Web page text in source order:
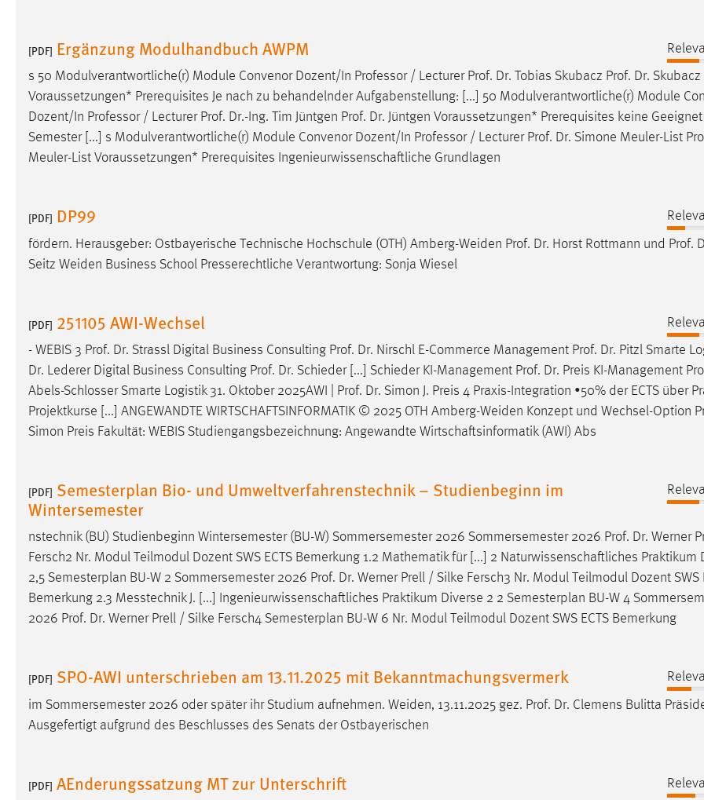
[PDF] Ergänzung Modulhandbuch AWPM
s 50 Modulverantwortliche(r) Module Convenor Dozent/In Professor / Lecturer Prof. Dr. Tobias Skubacz Prof. Dr. Skubacz
Voraussetzungen* Prerequisites Je nach zu behandelnder Aufgabenstellung: [...] 50 Modulverantwortliche(r) Module
Dozent/In Professor / Lecturer Prof. Dr.-Ing. Tim Jüntgen Prof. Dr. Jüntgen Voraussetzungen* Prerequisites keine
Semester [...] s Modulverantwortliche(r) Module Convenor Dozent/In Professor / Lecturer Prof. Dr. Simone Meuler-List
Meuler-List Voraussetzungen* Prerequisites Ingenieurwissenschaftliche Grundlagen
[PDF] DP99
fördern. Herausgeber: Ostbayerische Technische Hochschule (OTH) Amberg-Weiden Prof. Dr. Horst Rottmann und Prof.
Seitz Weiden Business School Presserechtliche Verantwortung: Sonja Wiesel
[PDF] 251105 AWI-Wechsel
- WEBIS 3 Prof. Dr. Strassl Digital Business Consulting Prof. Dr. Nirschl E-Commerce Management Prof. Dr. Pitzl Smarte
Dr. Lederer Digital Business Consulting Prof. Dr. Schieder [...] Schieder KI-Management Prof. Dr. Preis KI-Management
Abels-Schlosser Smarte Logistik 31. Oktober 2025AWI |
Prof. Dr. Simon J. Preis 4 Praxis-Integration •50% der ECTS über
Projektkurse [...] ANGEWANDTE WIRTSCHAFTSINFORMATIK © 2025 OTH Amberg-Weiden Konzept und Wechsel-Option
Simon Preis Fakultät: WEBIS Studiengangsbezeichnung: Angewandte Wirtschaftsinformatik (AWI) Abs
[PDF] Semesterplan Bio- und Umweltverfahrenstechnik – Studienbeginn im
Wintersemester
nstechnik (BU) Studienbeginn Wintersemester (BU-W) Sommersemester 2026 Sommersemester 2026 Prof. Dr. Werner
Fersch2 Nr. Modul Teilmodul Dozent SWS ECTS Bemerkung 1.2 Mathematik für [...] 2 Naturwissenschaftliches Praktikum
2,5 Semesterplan BU-W 2 Sommersemester 2026 Prof. Dr. Werner Prell / Silke Fersch3 Nr. Modul Teilmodul Dozent SWS
Bemerkung 2.3 Messtechnik J. [...] Ingenieurwissenschaftliches Praktikum Diverse 2 2 Semesterplan BU-W 4
2026 Prof. Dr. Werner Prell / Silke Fersch4 Semesterplan BU-W 6 Nr. Modul Teilmodul Dozent SWS ECTS Bemerkung
[PDF] SPO-AWI unterschrieben am 13.11.2025 mit Bekanntmachungsvermerk
im Sommersemester 2026 oder später ihr Studium aufnehmen. Weiden, 13.11.2025 gez. Prof. Dr. Clemens Bulitta
Ausgefertigt aufgrund des Beschlusses des Senats der Ostbayerischen
[PDF] AEnderungssatzung MT zur Unterschrift
Jahre, MIBEW_UserID = 1 Jahr
Login
Name: fe_user, be_user, be_lastLoginProvider
Zweck:
Dieser Cookie ist notwendig um sich an
STATISTIK
unsere Besucher unsere Website nutzen.
Matomo
_pk_ref, _pk_cvar, _pk_id, _pk_ses
Zweck: Zugriffsstatistik
MARKETING
Sie tun dies, indem sie Besucher über Websites
hinweg verfolgen.
Name: _gcl_au
Anbieter: Google Ireland Limited
Zweck: